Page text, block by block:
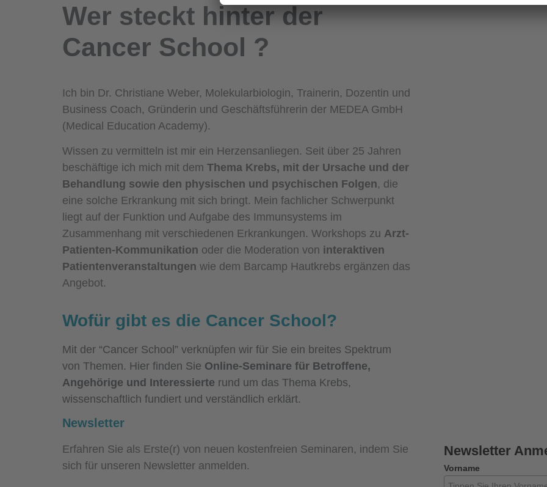
Wer steckt hinter der
Cancer School ?
Ich bin Dr. Christiane Weber, Molekularbiologin, Trainerin, Dozentin und
Business Coach, Gründerin und Geschäftsführerin der MEDEA GmbH
(Medical Education Academy).
Wissen zu vermitteln ist mir ein Herzensanliegen. Seit über 25 Jahren
beschäftige ich mich mit dem Thema Krebs, mit der Ursache und der
Behandlung sowie den physischen und psychischen Folgen, die
eine solche Erkrankung mit sich bringt. Mein fachlicher Schwerpunkt
liegt auf der Funktion und Aufgabe des Immunsystems im
Zusammenhang mit verschiedenen Erkrankungen. Workshops zu Arzt-
Patienten-Kommunikation oder die Moderation von interaktiven
Patientenveranstaltungen wie dem Barcamp Hautkrebs ergänzen das
Angebot.
Wofür gibt es die Cancer School?
Mit der “Cancer School” verknüpfen wir für Sie ein breites Spektrum
von Themen. Hier finden Sie Online-Seminare für Betroffene,
Angehörige und Interessierte rund um das Thema Krebs,
wissenschaftlich fundiert und verständlich erklärt.
Newsletter
Erfahren Sie als Erste(r) von neuen kostenfreien Seminaren, indem Sie
sich für unseren Newsletter anmelden.
Newsletter
Vorname